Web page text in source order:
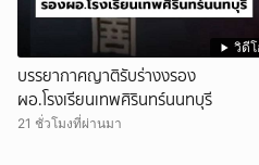
วิดี
บรรยากาศญาติรับร่างงรอง
ผอ.โรงเรียนเทพศิรินทร์นนทบุรี
21 ชั่วโมงที่ผ่านมา